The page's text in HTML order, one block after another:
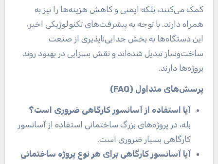
کمک می‌کنند، بلکه ایمنی و کاهش هزینه‌ها را نیز به
همراه دارند. با توجه به پیشرفت‌های تکنولوژیکی اخیر،
این دستگاه‌ها به بخش جدایی‌ناپذیری از صنعت
ساخت‌وساز تبدیل شده‌اند و نقش بسزایی در بهبود روند
پروژه‌ها دارند.
پرسش‌های متداول (FAQ)
آیا استفاده از آسانسور کارگاهی ضروری است؟
بله، در پروژه‌های بزرگ ساختمانی استفاده از آسانسور
کارگاهی بسیار ضروری است.
آیا آسانسور کارگاهی برای هر نوع پروژه ساختمانی